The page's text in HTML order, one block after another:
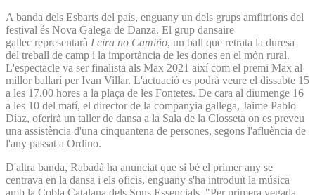
A banda dels Esbarts del país, enguany un dels grups amfitrions del
festival és Nova Galega de Danza. El grup dansaire
gallec representarà Leira no Camiño, un ball que retrata la duresa
del treball de camp i la importància de les dones en el món rural.
L'espectacle va ser finalista als Max 2021 així com el premi Max al
millor ballarí per Ivan Villar. L'actuació es podrà veure el dissabte 15
a les 17.00 hores a la plaça de les Fontetes. De cara al diumenge 16
a les 10 del matí, el director de la companyia gallega, Jaime Pablo
Díaz, oferirà un taller de dansa a la Sala de la Closseta on es preveu
una assistència d'una cinquantena de persones, segons l'afluència de
l'any passat a Ordino.
D'altra banda, Rabadà ha anunciat que si bé el primer any se
centrava en la dansa i els oficis, enguany s'ha introduït la música
amb la Cobla Catalana dels Sons Essencials. "Per primera vegada